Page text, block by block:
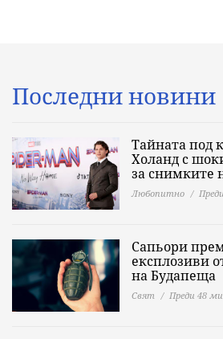
Последни новини
Тайната под
Холанд с
за снимките
Любопитно
Сапьори
експлозиви
на Будапеща
Свят Преди 48